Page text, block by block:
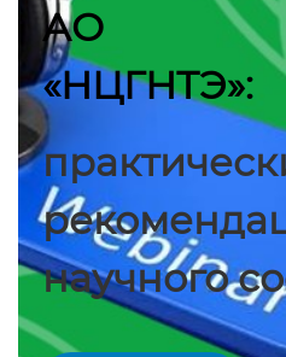
АО
«НЦГНТЭ»:
научного